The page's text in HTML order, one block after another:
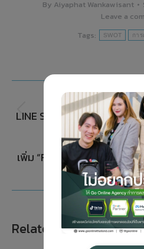
By Aiyaphat Wankawisant
Leave a
Tags:
SWOT กา
LINE Sponsored Stickers
NEXT
เพิ่ม “Follower” “ยอดขาย”
บนธุรกิจแนวไหน ก็ปัง
Related Posts